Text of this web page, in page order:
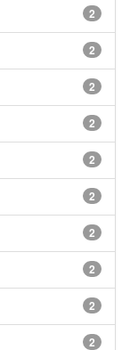
2
2
2
2
2
2
2
2
2
2